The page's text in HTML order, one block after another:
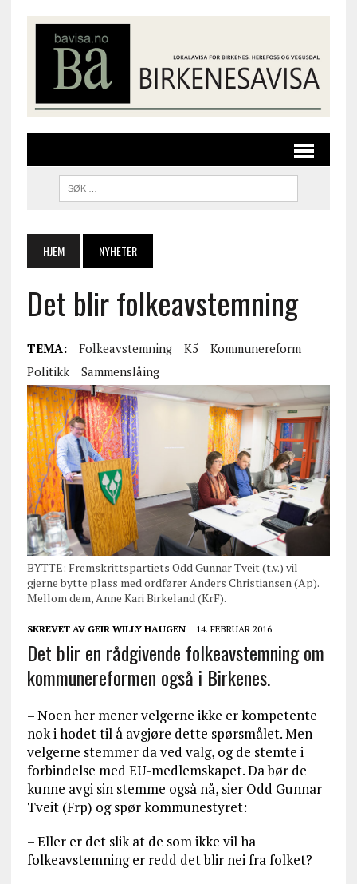
HJEM NYHETER
Det blir folkeavstemning
TEMA: Folkeavstemning K5
Kommunereform
Politikk
Sammenslåing
BYTTE: Fremskrittspartiets Odd Gunnar Tveit (t.v.) vil
gjerne bytte plass med ordfører Anders Christiansen (Ap).
Mellom dem, Anne Kari Birkeland (KrF).
SKREVET AV GEIR WILLY HAUGEN 14. FEBRUAR 2016
Det blir en rådgivende folkeavstemning om
kommunereformen også i Birkenes.
– Noen her mener velgerne ikke er kompetente
nok i hodet til å avgjøre dette spørsmålet. Men
velgerne stemmer da ved valg, og de stemte i
forbindelse med EU-medlemskapet. Da bør de
kunne avgi sin stemme også nå, sier Odd Gunnar
Tveit (Frp) og spør kommunestyret:
– Eller er det slik at de som ikke vil ha
folkeavstemning er redd det blir nei fra folket?